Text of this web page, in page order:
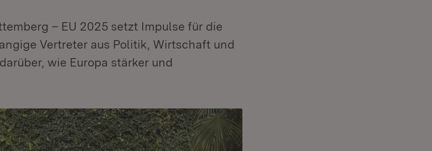
– EU 2025 setzt Impulse für die
Vertreter aus Politik, Wirtschaft und
wie Europa stärker und